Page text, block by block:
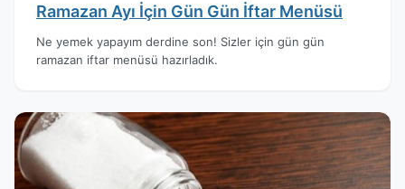
Ramazan Ayı İçin Gün Gün İftar Menüsü
Ne yemek yapayım derdine son! Sizler için gün gün
ramazan iftar menüsü hazırladık.